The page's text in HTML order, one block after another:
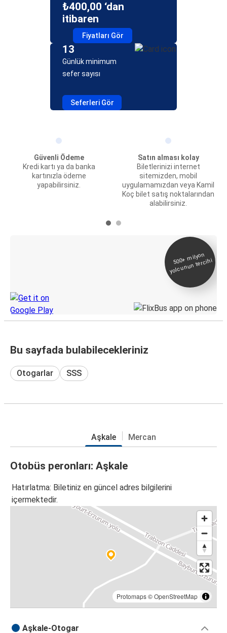
₺400,00 ‘dan
itibaren
Fiyatları Gör
13
Günlük minimum
sefer sayısı
Seferleri Gör
Güvenli Ödeme
Kredi kartı ya da banka
kartınızla ödeme
yapabilirsiniz.
Satın alması kolay
Biletlerinizi internet
sitemizden, mobil
uygulamamızdan veya Kamil
Koç bilet satış noktalarından
alabilirsiniz.
500+
milyon
yolcunun tercihi
Bu sayfada bulabilecekleriniz
Otogarlar SSS
Aşkale Mercan
Otobüs peronları: Aşkale
Hatırlatma: Biletiniz en güncel adres bilgilerini
içermektedir.
Protomaps©OpenStreetMap
Aşkale-Otogar